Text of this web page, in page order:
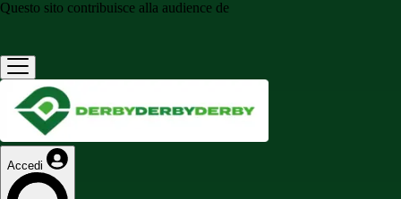
Questo sito contribuisce alla audience de
Accedi